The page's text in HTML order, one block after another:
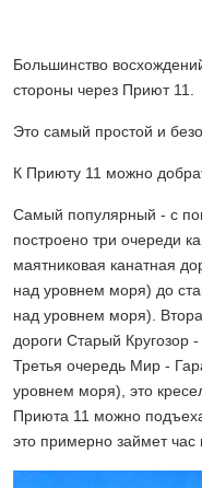
Большинство
стороны через Приют 11.
Это самый простой и
К Приюту 11 можно
Самый популярный - с
построено три очереди
маятниковая канатная
над уровнем моря) до
над уровнем моря).
дороги Старый Кругозор
Третья очередь Мир -
уровнем моря), это
Приюта 11 можно
это примерно займет час